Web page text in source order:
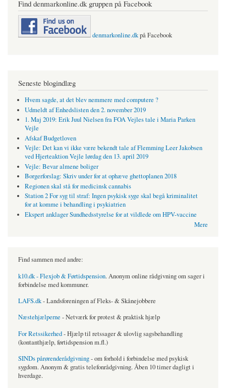
Find denmarkonline.dk gruppen på Facebook
denmarkonline.dkpå Facebook
Seneste blogindlæg
Hvem sagde, at det blev nemmere med computere ?
Udmeldt af Enhedslisten den 2. november 2019
1. Maj 2019: Erik Juul Nielsen fra FOA Vejles tale i Maria Parken
Vejle
Afskaf Budgetloven
Vejle: Det kan vi ikke være bekendt tale af Flemming Leer Jakobsen
ved Hjerteaktion Vejle lørdag den 13. april 2019
Vejle: Bevar almene boliger
Borgerforslag: Skriv under for at ophæve ghettoplanen 2018
Regionen skal stå for medicinsk cannabis
Station 2 For syg til straf: Ingen psykisk syge skal begå kriminalitet
for at komme i behandling i psykiatrien
Ekspert anklager Sundhedsstyrelse for at vildlede om HPV-vaccine
Mere
Find sammen med andre:
k10.dk - Flexjob & Førtidspension. Anonym online rådgivning om sager i
forbindelse med kommuner.
LAFS.dk- Landsforeningen af Fleks- & Skånejobbere
Næstehjælperne - Netværk for protest & praktisk hjælp
For Retssikerhed- Hjælp til retssager & ulovlig sagsbehandling
(kontanthjælp, førtidspension m.fl.)
SINDs pårørenderådgivning- om forhold i forbindelse med psykisk
sygdom. Anonym & gratis telefonrådgivning. Åben 10 timer dagligt i
hverdage.